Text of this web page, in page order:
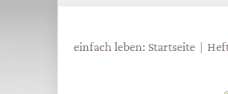
einfach leben: Startseite